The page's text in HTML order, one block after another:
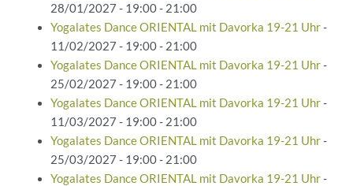
28/01/2027 - 19:00 - 21:00
Yogalates Dance ORIENTAL mit Davorka 19-21 Uhr-
11/02/2027 - 19:00 - 21:00
Yogalates Dance ORIENTAL mit Davorka 19-21 Uhr-
25/02/2027 - 19:00 - 21:00
Yogalates Dance ORIENTAL mit Davorka 19-21 Uhr-
11/03/2027 - 19:00 - 21:00
Yogalates Dance ORIENTAL mit Davorka 19-21 Uhr-
25/03/2027 - 19:00 - 21:00
Yogalates Dance ORIENTAL mit Davorka 19-21 Uhr-